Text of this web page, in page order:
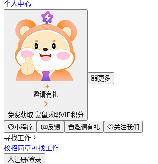
个人中心
邀请有礼
免费获取 鼠鼠求职VIP积分
更多
小程序 反馈 邀请有礼
关注我们
寻找工作
校招简章AI找工作
注册/登录